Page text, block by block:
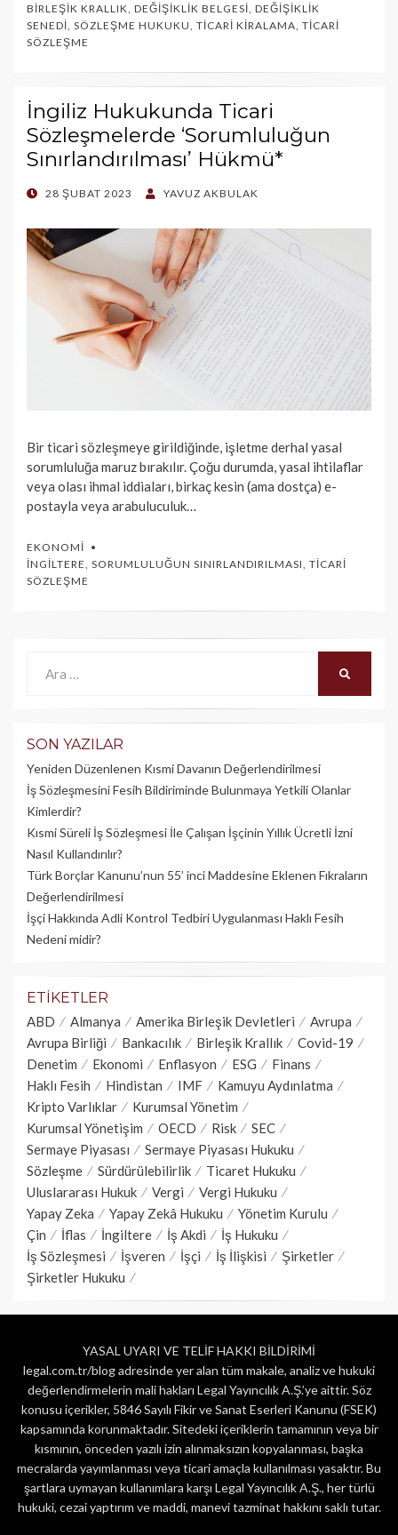
BIRLEŞIK KRALLIK DEĞIŞIKLIK BELGESI DEĞIŞIKLIK
SENEDI SÖZLEŞME HUKUKU TICARI KIRALAMA TICARI
SÖZLEŞME
İngiliz Hukukunda Ticari
Sözleşmelerde ‘Sorumluluğun
Sınırlandırılması’ Hükmü*
POSTED
28 ŞUBAT 2023 YAVUZ AKBULAK
Bir ticari sözleşmeye girildiğinde, işletme derhal yasal
sorumluluğa maruz bırakılır. Çoğu durumda, yasal ihtilaflar
veya olası ihmal iddiaları, birkaç kesin (ama dostça) e-
postayla veya arabuluculuk…
EKONOMI
İNGILTERE, SORUMLULUĞUN SINIRLANDIRILMASI, TICARI
SÖZLEŞME
SON YAZILAR
Yeniden Düzenlenen Kısmi Davanın Değerlendirilmesi
İş Sözleşmesini Fesih Bildiriminde Bulunmaya Yetkili Olanlar
Kimlerdir?
Kısmi Süreli İş Sözleşmesi İle Çalışan İşçinin Yıllık Üc­retli İzni
Nasıl Kullandırılır?
Türk Borçlar Kanunu’nun 55’ inci Maddesine Eklenen Fıkraların
Değerlendirilmesi
İşçi Hakkında Adli Kontrol Tedbiri Uygulanması Haklı Fesih
Nedeni midir?
ETIKETLER
ABD Almanya Amerika Birleşik Devletleri
Avrupa
Avrupa Birliği
Bankacılık Birleşik Krallık
Covid-19
Denetim
Ekonomi Enflasyon ESG
Finans
Haklı Fesih
Hindistan IMF
Kamuyu Aydınlatma
Kripto Varlıklar
Kurumsal Yönetim
Kurumsal Yönetişim
OECD Risk
SEC
Sermaye Piyasası
Sermaye Piyasası Hukuku
Sözleşme
Sürdürülebilirlik
Ticaret Hukuku
Uluslararası Hukuk
Vergi
Vergi Hukuku
Yapay Zeka
Yapay Zekâ Hukuku
Yönetim Kurulu
Çin
İflas İngiltere İş Akdi
İş Hukuku
İş Sözleşmesi
İşveren İşçi İş İlişkisi
Şirketler
Şirketler Hukuku
YASAL UYARI VE TELİF HAKKI BİLDİRİMİ
legal.com.tr/blog adresinde yer alan tüm makale, analiz ve hukuki
değerlendirmelerin mali hakları Legal Yayıncılık A.Ş.’ye aittir. Söz
konusu içerikler, 5846 Sayılı Fikir ve Sanat Eserleri Kanunu (FSEK)
kapsamında korunmaktadır. Sitedeki içeriklerin tamamının veya bir
kısmının, önceden yazılı izin alınmaksızın kopyalanması, başka
mecralarda yayımlanması veya ticari amaçla kullanılması yasaktır. Bu
şartlara uymayan kullanımlara karşı Legal Yayıncılık A.Ş., her türlü
hukuki, cezai yaptırım ve maddi, manevi tazminat hakkını saklı tutar.